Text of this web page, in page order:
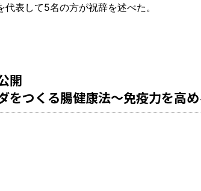
表して5名の方が祝辞を述べた。
開
をつくる腸健康法～免疫力を高め